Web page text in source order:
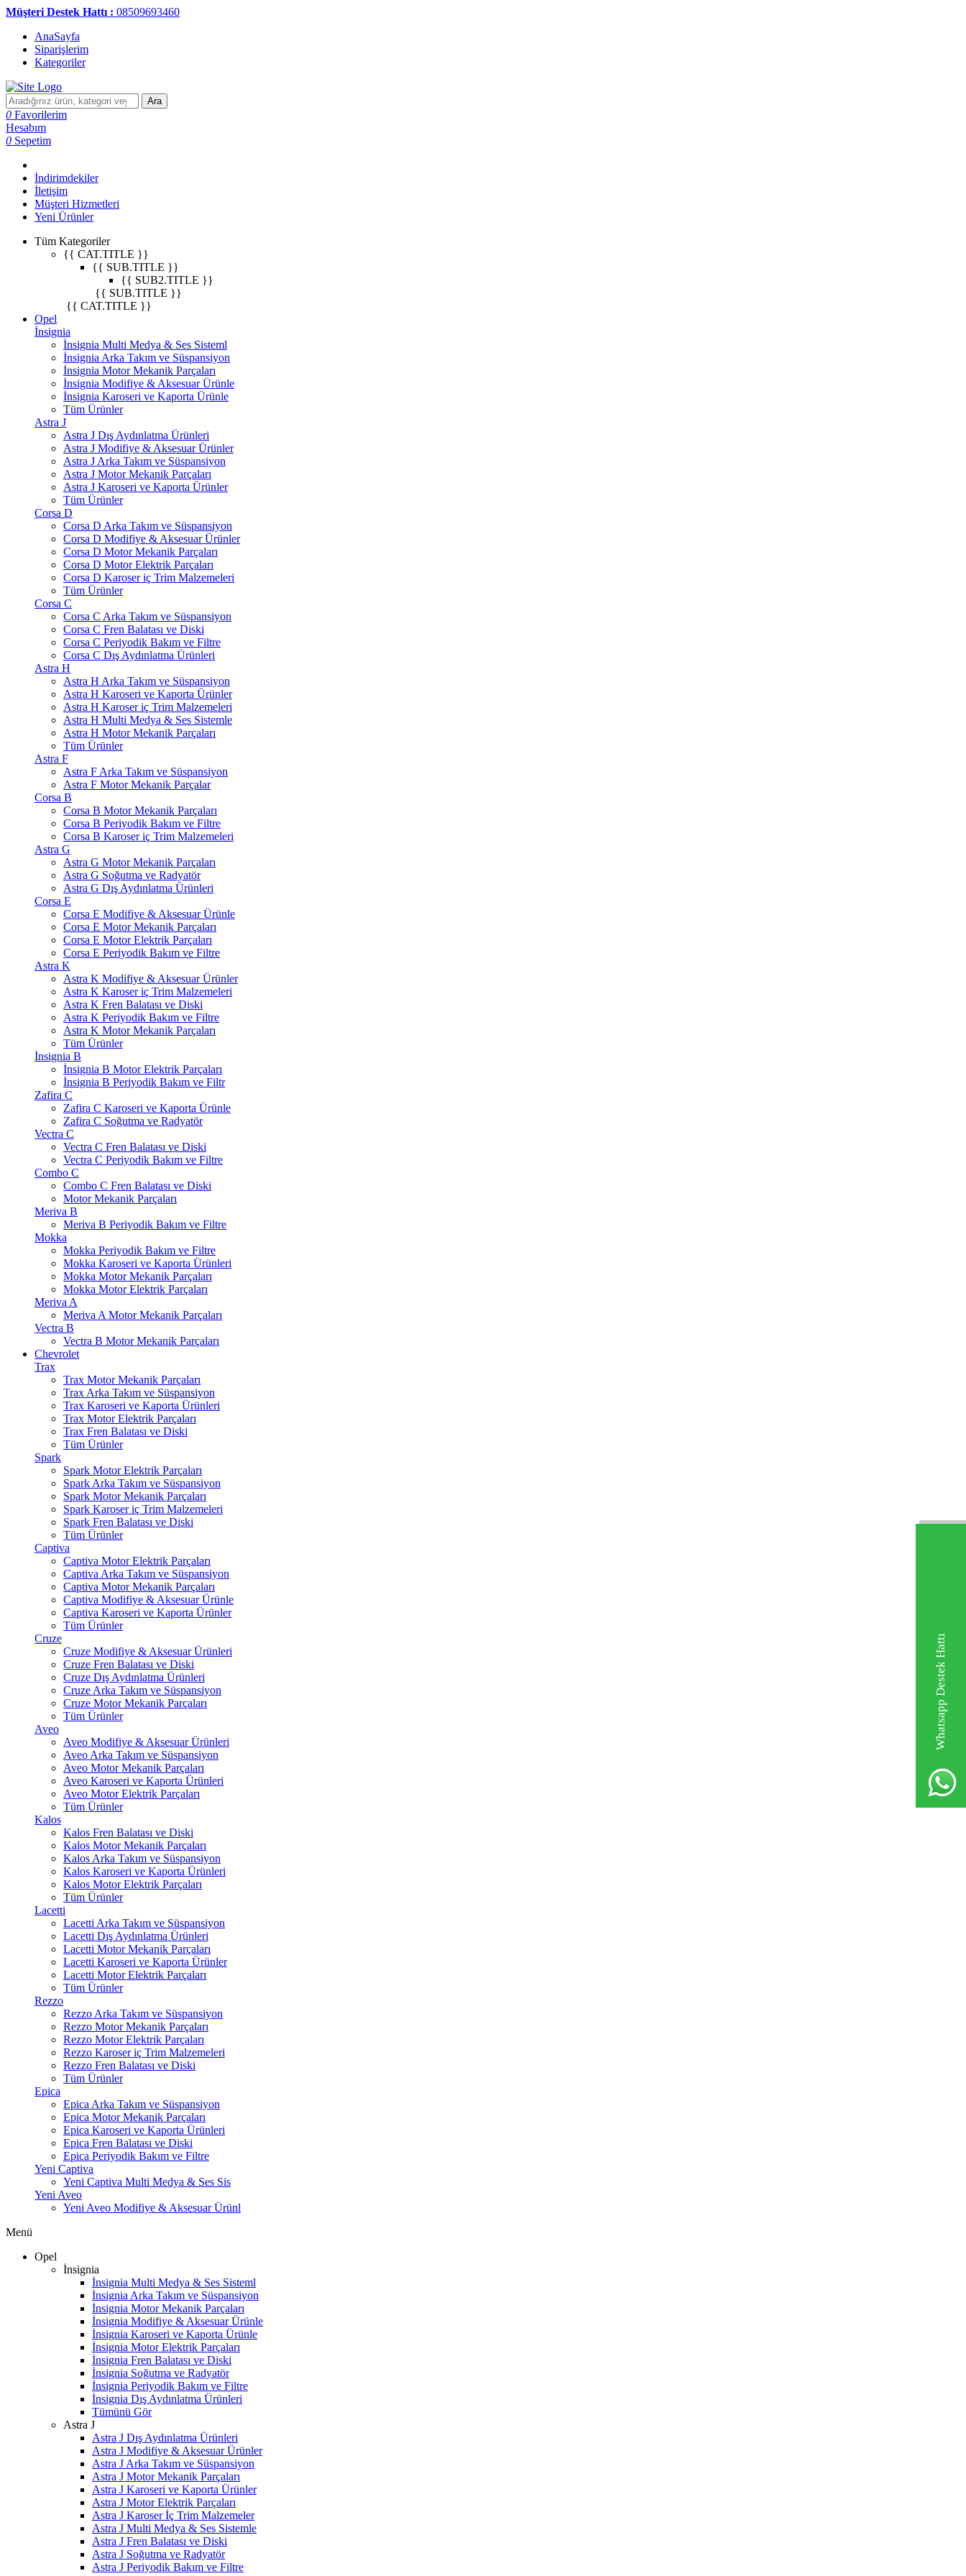
Whatsapp Destek Hattı
Müşteri Destek Hattı : 08509693460
AnaSayfa
Siparişlerim
Kategoriler
Ara
0 Favorilerim
Hesabım
0 Sepetim
İndirimdekiler
İletişim
Müşteri Hizmetleri
Yeni Ürünler
Tüm Kategoriler
{{ CAT.TITLE }}
{{ SUB.TITLE }}
{{ SUB2.TITLE }}
{{ SUB.TITLE }}
{{ CAT.TITLE }}
Opel
İnsignia
İnsignia Multi Medya & Ses Sisteml
İnsignia Arka Takım ve Süspansiyon
İnsignia Motor Mekanik Parçaları
İnsignia Modifiye & Aksesuar Ürünle
İnsignia Karoseri ve Kaporta Ürünle
Tüm Ürünler
Astra J
Astra J Dış Aydınlatma Ürünleri
Astra J Modifiye & Aksesuar Ürünler
Astra J Arka Takım ve Süspansiyon
Astra J Motor Mekanik Parçaları
Astra J Karoseri ve Kaporta Ürünler
Tüm Ürünler
Corsa D
Corsa D Arka Takım ve Süspansiyon
Corsa D Modifiye & Aksesuar Ürünler
Corsa D Motor Mekanik Parçaları
Corsa D Motor Elektrik Parçaları
Corsa D Karoser iç Trim Malzemeleri
Tüm Ürünler
Corsa C
Corsa C Arka Takım ve Süspansiyon
Corsa C Fren Balatası ve Diski
Corsa C Periyodik Bakım ve Filtre
Corsa C Dış Aydınlatma Ürünleri
Astra H
Astra H Arka Takım ve Süspansiyon
Astra H Karoseri ve Kaporta Ürünler
Astra H Karoser iç Trim Malzemeleri
Astra H Multi Medya & Ses Sistemle
Astra H Motor Mekanik Parçaları
Tüm Ürünler
Astra F
Astra F Arka Takım ve Süspansiyon
Astra F Motor Mekanik Parçalar
Corsa B
Corsa B Motor Mekanik Parçaları
Corsa B Periyodik Bakım ve Filtre
Corsa B Karoser iç Trim Malzemeleri
Astra G
Astra G Motor Mekanik Parçaları
Astra G Soğutma ve Radyatör
Astra G Dış Aydınlatma Ürünleri
Corsa E
Corsa E Modifiye & Aksesuar Ürünle
Corsa E Motor Mekanik Parçaları
Corsa E Motor Elektrik Parçaları
Corsa E Periyodik Bakım ve Filtre
Astra K
Astra K Modifiye & Aksesuar Ürünler
Astra K Karoser iç Trim Malzemeleri
Astra K Fren Balatası ve Diski
Astra K Periyodik Bakım ve Filtre
Astra K Motor Mekanik Parçaları
Tüm Ürünler
İnsignia B
İnsignia B Motor Elektrik Parçaları
İnsignia B Periyodik Bakım ve Filtr
Zafira C
Zafira C Karoseri ve Kaporta Ürünle
Zafira C Soğutma ve Radyatör
Vectra C
Vectra C Fren Balatası ve Diski
Vectra C Periyodik Bakım ve Filtre
Combo C
Combo C Fren Balatası ve Diski
Motor Mekanik Parçaları
Meriva B
Meriva B Periyodik Bakım ve Filtre
Mokka
Mokka Periyodik Bakım ve Filtre
Mokka Karoseri ve Kaporta Ürünleri
Mokka Motor Mekanik Parçaları
Mokka Motor Elektrik Parçaları
Meriva A
Meriva A Motor Mekanik Parçaları
Vectra B
Vectra B Motor Mekanik Parçaları
Chevrolet
Trax
Trax Motor Mekanik Parçaları
Trax Arka Takım ve Süspansiyon
Trax Karoseri ve Kaporta Ürünleri
Trax Motor Elektrik Parçaları
Trax Fren Balatası ve Diski
Tüm Ürünler
Spark
Spark Motor Elektrik Parçaları
Spark Arka Takım ve Süspansiyon
Spark Motor Mekanik Parçaları
Spark Karoser iç Trim Malzemeleri
Spark Fren Balatası ve Diski
Tüm Ürünler
Captiva
Captiva Motor Elektrik Parçaları
Captiva Arka Takım ve Süspansiyon
Captiva Motor Mekanik Parçaları
Captiva Modifiye & Aksesuar Ürünle
Captiva Karoseri ve Kaporta Ürünler
Tüm Ürünler
Cruze
Cruze Modifiye & Aksesuar Ürünleri
Cruze Fren Balatası ve Diski
Cruze Dış Aydınlatma Ürünleri
Cruze Arka Takım ve Süspansiyon
Cruze Motor Mekanik Parçaları
Tüm Ürünler
Aveo
Aveo Modifiye & Aksesuar Ürünleri
Aveo Arka Takım ve Süspansiyon
Aveo Motor Mekanik Parçaları
Aveo Karoseri ve Kaporta Ürünleri
Aveo Motor Elektrik Parçaları
Tüm Ürünler
Kalos
Kalos Fren Balatası ve Diski
Kalos Motor Mekanik Parçaları
Kalos Arka Takım ve Süspansiyon
Kalos Karoseri ve Kaporta Ürünleri
Kalos Motor Elektrik Parçaları
Tüm Ürünler
Lacetti
Lacetti Arka Takım ve Süspansiyon
Lacetti Dış Aydınlatma Ürünleri
Lacetti Motor Mekanik Parçaları
Lacetti Karoseri ve Kaporta Ürünler
Lacetti Motor Elektrik Parçaları
Tüm Ürünler
Rezzo
Rezzo Arka Takım ve Süspansiyon
Rezzo Motor Mekanik Parçaları
Rezzo Motor Elektrik Parçaları
Rezzo Karoser iç Trim Malzemeleri
Rezzo Fren Balatası ve Diski
Tüm Ürünler
Epica
Epica Arka Takım ve Süspansiyon
Epica Motor Mekanik Parçaları
Epica Karoseri ve Kaporta Ürünleri
Epica Fren Balatası ve Diski
Epica Periyodik Bakım ve Filtre
Yeni Captiva
Yeni Captiva Multi Medya & Ses Sis
Yeni Aveo
Yeni Aveo Modifiye & Aksesuar Ürünl
Menü
Opel
İnsignia
İnsignia Multi Medya & Ses Sisteml
İnsignia Arka Takım ve Süspansiyon
İnsignia Motor Mekanik Parçaları
İnsignia Modifiye & Aksesuar Ürünle
İnsignia Karoseri ve Kaporta Ürünle
İnsignia Motor Elektrik Parçaları
İnsignia Fren Balatası ve Diski
İnsignia Soğutma ve Radyatör
İnsignia Periyodik Bakım ve Filtre
İnsignia Dış Aydınlatma Ürünleri
Tümünü Gör
Astra J
Astra J Dış Aydınlatma Ürünleri
Astra J Modifiye & Aksesuar Ürünler
Astra J Arka Takım ve Süspansiyon
Astra J Motor Mekanik Parçaları
Astra J Karoseri ve Kaporta Ürünler
Astra J Motor Elektrik Parçaları
Astra J Karoser İç Trim Malzemeler
Astra J Multi Medya & Ses Sistemle
Astra J Fren Balatası ve Diski
Astra J Soğutma ve Radyatör
Astra J Periyodik Bakım ve Filtre